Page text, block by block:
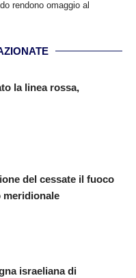
rendono omaggio al
la linea rossa,
del cessate il fuoco
meridionale
israeliana di